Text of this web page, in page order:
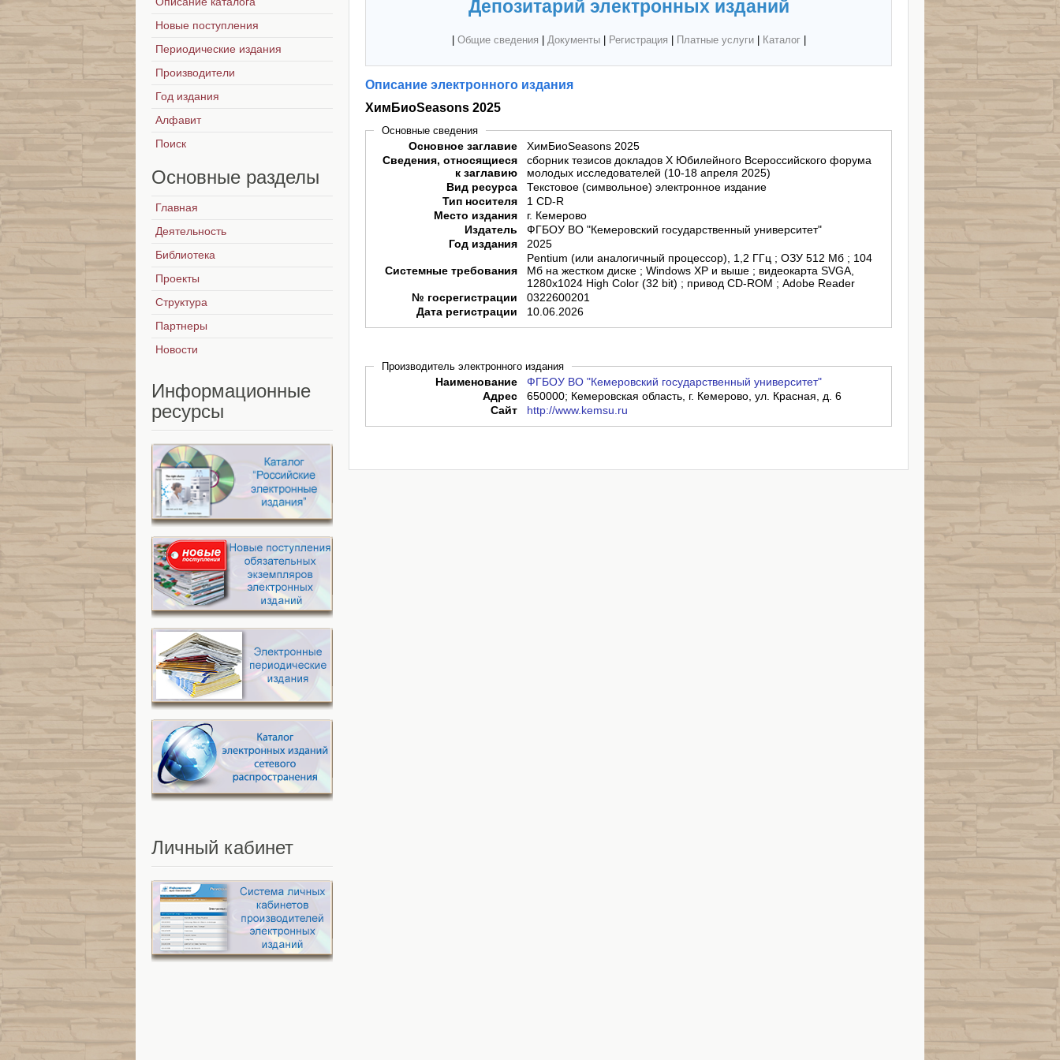
Депозитарий электронных изданий
Общие сведения Документы| Регистрация Платные услуги| Каталог|
Описание электронного издания
ХимБиоSeasons 2025
Основные сведения
Основное заглавие
ХимБиоSeasons 2025
Сведения, относящиеся
к заглавию
сборник тезисов докладов X Юбилейного Всероссийского форума
молодых исследователей (10-18 апреля 2025)
Вид ресурса
Текстовое (символьное) электронное издание
Тип носителя
1 CD-R
Место издания
г. Кемерово
Издатель
ФГБОУ ВО "Кемеровский государственный университет"
Год издания
2025
Системные требования
Pentium (или аналогичный процессор), 1,2 ГГц ; ОЗУ 512 Мб ; 104
Мб на жестком диске ; Windows XP и выше ; видеокарта SVGA,
1280x1024 High Color (32 bit) ; привод CD-ROM ; Adobe Reader
№ госрегистрации
0322600201
Дата регистрации
10.06.2026
Производитель электронного издания
Наименование
ФГБОУ ВО "Кемеровский государственный университет"
Адрес
650000; Кемеровская область, г. Кемерово, ул. Красная, д. 6
Сайт
http://www.kemsu.ru
Новые поступления
Периодические издания
Производители
Год издания
Алфавит
Поиск
Основные разделы
Главная
Деятельность
Библиотека
Проекты
Структура
Партнеры
Новости
Информационные
ресурсы
Личный кабинет